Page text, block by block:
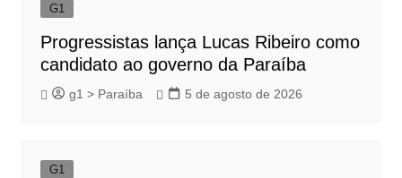
G1
Progressistas lança Lucas Ribeiro como
candidato ao governo da Paraíba
g1 > Paraíba 5 de agosto de 2026
G1